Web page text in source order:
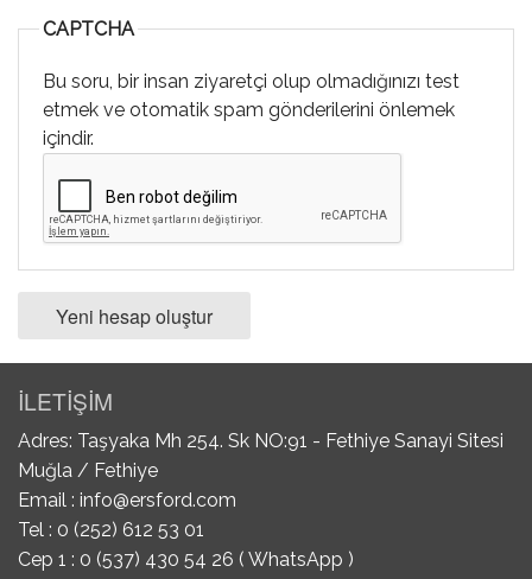
CAPTCHA
Bu soru, bir insan ziyaretçi olup olmadığınızı test
etmek ve otomatik spam gönderilerini önlemek
içindir.
Yeni hesap oluştur
İLETİŞİM
Adres: Taşyaka Mh 254. Sk NO:91 - Fethiye Sanayi Sitesi
Muğla / Fethiye
Email : info@ersford.com
Tel : 0 (252) 612 53 01
Cep 1 : 0 (537) 430 54 26 ( WhatsApp )